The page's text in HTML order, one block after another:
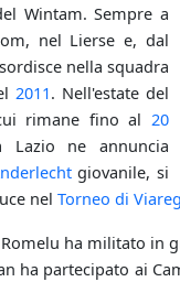
Wintam. Sempre a
nel Lierse e, dal
nella squadra
2011. Nell'estate del
rimane fino al 20
ne annuncia
giovanile, si
nelTorneo di
ha militato in
ha partecipato ai